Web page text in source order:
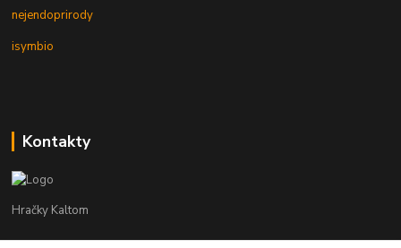
nejendoprirody
isymbio
Kontakty
Hračky Kaltom